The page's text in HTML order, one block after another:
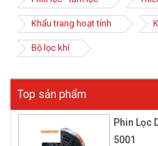
Cấu tạo của
chống độc
Khẩu trang hoạt tính
Bộ lọc khí
Top sản phẩm
Phin Lọc
5001